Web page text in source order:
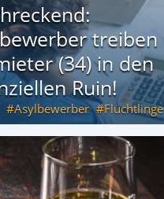
treiben
(34) in den
Ruin!
Asylbewerber Flüchtlinge
finanziellen Ruin!